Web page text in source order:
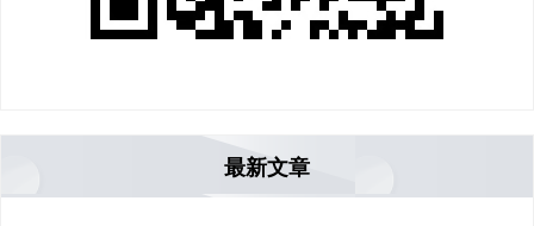
最新文章